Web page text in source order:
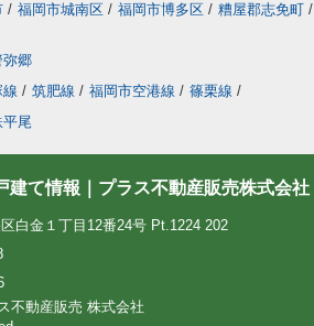
/ 福岡市城南区 / 福岡市博多区 / 糟屋郡志免町 /
弥郷
/ 筑肥線 / 福岡市空港線 / 篠栗線 /
平尾
建て情報｜プラス不動産販売株式会社
白金１丁目12番24号 Pt.1224 202
不動産販売 株式会社